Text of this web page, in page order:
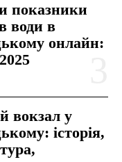
показники
води в
онлайн:
вокзал у
історія,